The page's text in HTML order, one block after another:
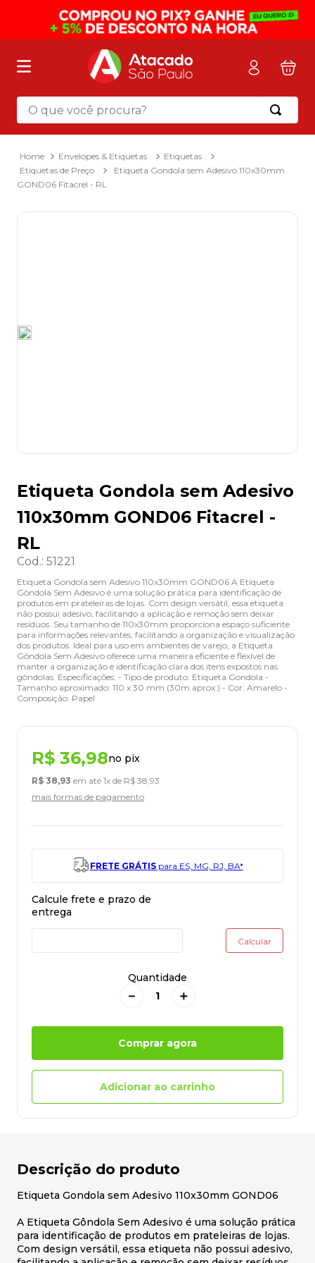
O que você procura?
Envelopes & Etiquetas
Etiquetas
Etiquetas de Preço
Etiqueta Gondola sem Adesivo 110x30mm
GOND06 Fitacrel - RL
Etiqueta Gondola sem Adesivo
110x30mm GOND06 Fitacrel -
RL
Cod.: 51221
Etiqueta Gondola sem Adesivo 110x30mm GOND06 A Etiqueta
Gôndola Sem Adesivo é uma solução prática para identificação de
produtos em prateleiras de lojas. Com design versátil, essa etiqueta
não possui adesivo, facilitando a aplicação e remoção sem deixar
resíduos. Seu tamanho de 110x30mm proporciona espaço suficiente
para informações relevantes, facilitando a organização e visualização
dos produtos. Ideal para uso em ambientes de varejo, a Etiqueta
Gôndola Sem Adesivo oferece uma maneira eficiente e flexível de
manter a organização e identificação clara dos itens expostos nas
gôndolas. Especificações: - Tipo de produto: Etiqueta Gondola -
Tamanho aproximado: 110 x 30 mm (30m aprox.) - Cor: Amarelo -
Composição: Papel
R$ 36,98no pix
R$ 38,93 em até 1x de R$ 38,93
mais formas de pagamento
FRETE GRÁTISpara ES, MG, RJ, BA*
Quantidade
＋
－
Comprar agora
Adicionar ao carrinho
Descrição do produto
Etiqueta Gondola sem Adesivo 110x30mm GOND06
A Etiqueta Gôndola Sem Adesivo é uma solução prática
para identificação de produtos em prateleiras de lojas.
Com design versátil, essa etiqueta não possui adesivo,
Termos mais buscados
mochila
2º sacola
8